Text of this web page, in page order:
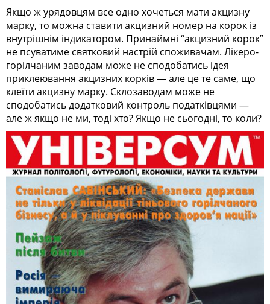
Якщо ж урядовцям все одно хочеться мати акцизну
марку, то можна ставити акцизний номер на корок із
внутрішнім індикатором. Принаймні “акцизний корок”
не псуватиме святковий настрій споживачам. Лікеро-
горілчаним заводам може не сподобатись ідея
приклеювання акцизних корків — але це те саме, що
клеїти акцизну марку. Склозаводам може не
сподобатись додатковий контроль податківцями —
але ж якщо не ми, тоді хто? Якщо не сьогодні, то коли?